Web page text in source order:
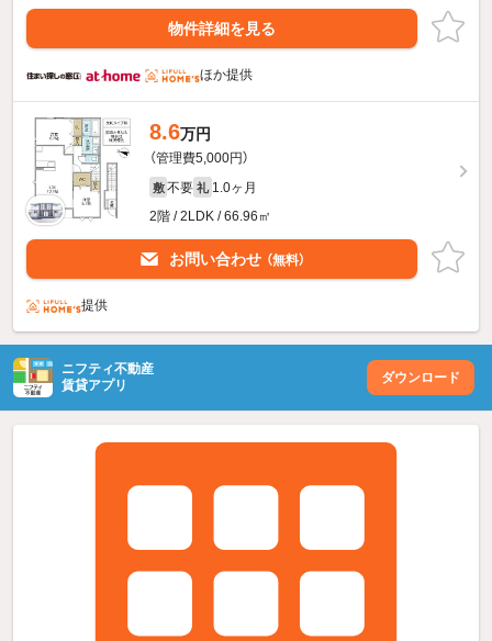
物件詳細を見る
ほか提供
8.6万円
（管理費5,000円）
敷 不要 礼 1.0ヶ月
2階 / 2LDK / 66.96㎡
お問い合わせ （無料）
提供
ニフティ不動産
賃貸アプリ
ダウンロード